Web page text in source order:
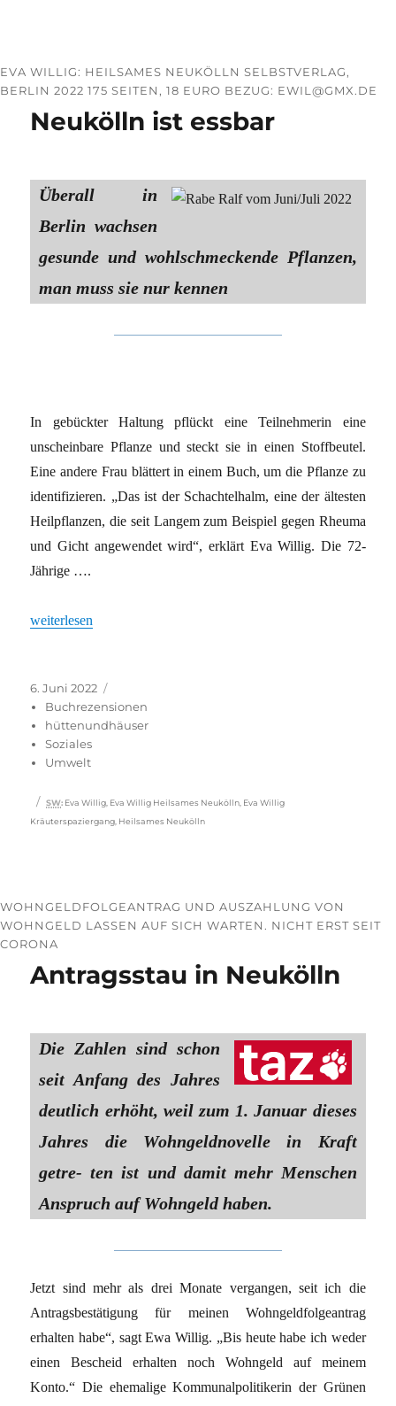
EVA WILLIG: HEILSAMES NEUKÖLLN SELBSTVERLAG,
BERLIN 2022 175 SEITEN, 18 EURO BEZUG: EWIL@GMX.DE
Neukölln ist essbar
Überall in
Berlin wachsen
gesunde und wohlschmeckende Pflanzen,
man muss sie nur kennen
In gebückter Haltung pflückt eine Teilnehmerin eine
unscheinbare Pflanze und steckt sie in einen Stoffbeutel.
Eine andere Frau blättert in einem Buch, um die Pflanze zu
identifizieren. „Das ist der Schachtelhalm, eine der ältesten
Heilpflanzen, die seit Langem zum Beispiel gegen Rheuma
und Gicht angewendet wird“, erklärt Eva Willig. Die 72-
Jährige ….
„Neukölln ist essbar“
weiterlesen
Veröffentlicht
am
6. Juni 2022
Buchrezensionen
hüttenundhäuser
Soziales
Umwelt
Schlagwörter
SW: Eva Willig Eva Willig Heilsames Neukölln Eva Willig
Kräuterspaziergang Heilsames Neukölln
WOHNGELDFOLGEANTRAG UND AUSZAHLUNG VON
WOHNGELD LASSEN AUF SICH WARTEN. NICHT ERST SEIT
CORONA
Antragsstau in Neukölln
Die Zahlen sind schon
seit Anfang des Jahres
deutlich erhöht, weil zum 1. Januar dieses
Jahres die Wohngeldnovelle in Kraft
getre- ten ist und damit mehr Menschen
Anspruch auf Wohngeld haben.
Jetzt sind mehr als drei Monate vergangen, seit ich die
Antragsbestätigung für meinen Wohngeldfolgeantrag
erhalten habe“, sagt Ewa Willig. „Bis heute habe ich weder
einen Bescheid erhalten noch Wohngeld auf meinem
Konto.“ Die ehemalige Kommunalpolitikerin der Grünen